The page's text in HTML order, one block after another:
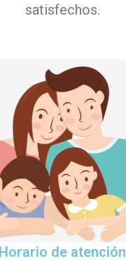
satisfechos.
Horario de atención